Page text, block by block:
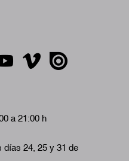
a 21:00 h
días 24, 25 y 31 de